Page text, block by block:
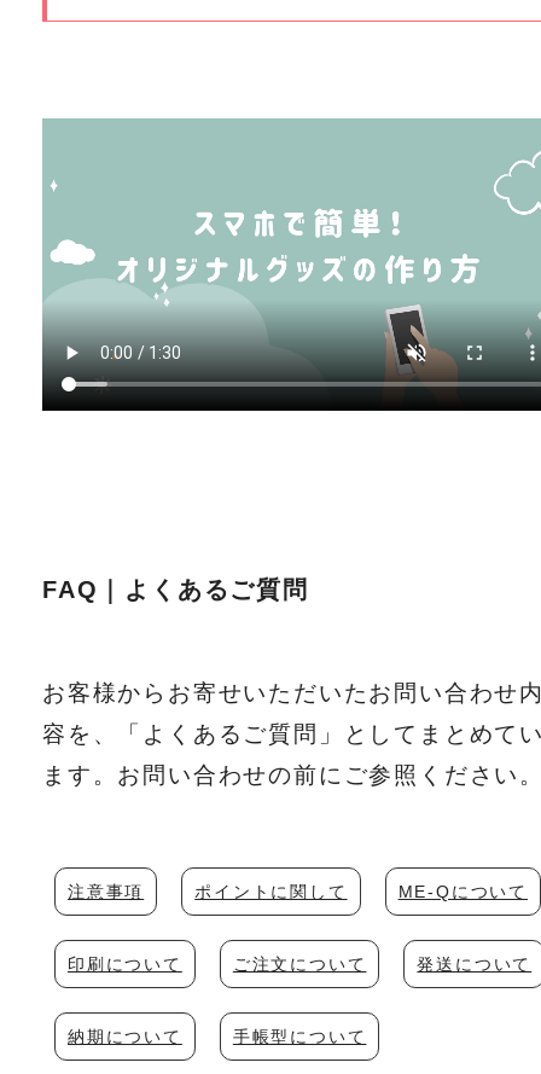
FAQ｜よくあるご質問
お客様からお寄せいただいたお問い合わせ
容を、「よくあるご質問」としてまとめて
ます。お問い合わせの前にご参照ください
注意事項 ポイントに関して ME-Qについて
印刷について ご注文について 発送について
納期について 手帳型について